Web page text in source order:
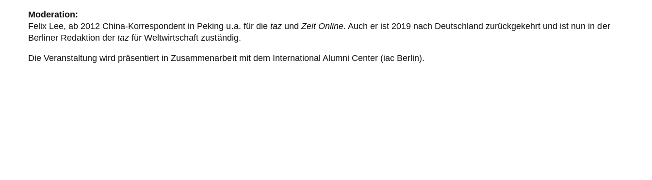
Moderation:
Felix Lee, ab 2012 China-Korrespondent in Peking u.a. für die tazund Zeit Online. Auch er ist 2019 nach Deutschland zurückgekehrt und ist nun in der
Berliner Redaktion dertaz für Weltwirtschaft zuständig.
Die Veranstaltung wird präsentiert in Zusammenarbeit mit dem International Alumni Center (iac Berlin).